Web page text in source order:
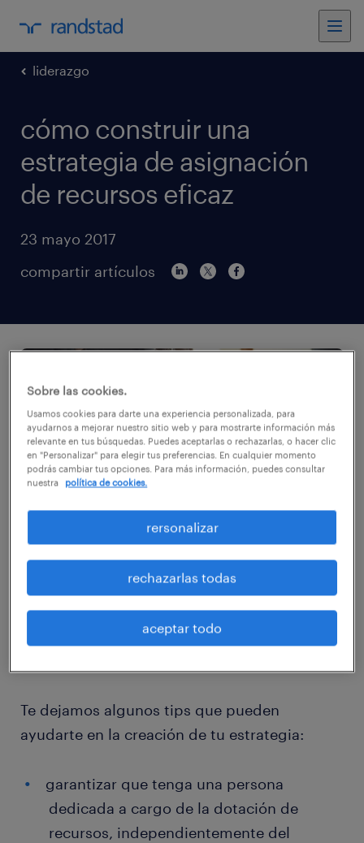
liderazgo
cómo construir una
estrategia de asignación
de recursos eficaz
23 mayo 2017
compartir artículos
La estrategia de asignación de recursos es
una forma de identificar las futuras
necesidades de personal y cómo satisfacer
Te dejamos algunos tips que pueden
ayudarte en la creación de tu estrategia:
garantizar que tenga una persona
dedicada a cargo de la dotación de
recursos, independientemente del
Sobre las cookies.
Usamos cookies para darte una experiencia personalizada, para
ayudarnos a mejorar nuestro sitio web y para mostrarte información más
relevante en tus búsquedas. Puedes aceptarlas o rechazarlas, o hacer clic
en "Personalizar" para elegir tus preferencias. En cualquier momento
podrás cambiar tus opciones. Para más información, puedes consultar
nuestra
política de cookies.
rersonalizar
rechazarlas todas
aceptar todo